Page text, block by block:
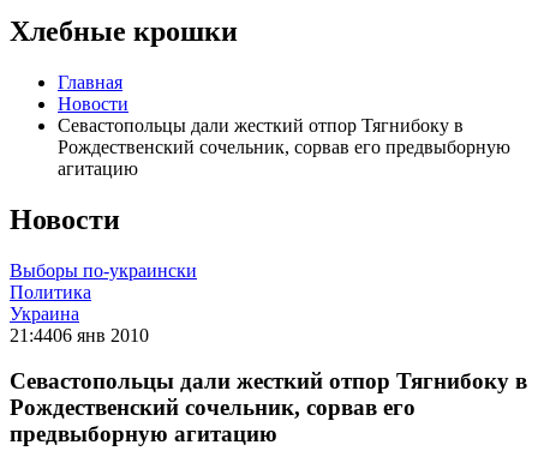
Хлебные крошки
Главная
Новости
Севастопольцы дали жесткий отпор Тягнибоку в
Рождественский сочельник, сорвав его предвыборную
агитацию
Новости
Выборы по-украински
Политика
Украина
21:4406 янв 2010
Севастопольцы дали жесткий отпор Тягнибоку в
Рождественский сочельник, сорвав его
предвыборную агитацию